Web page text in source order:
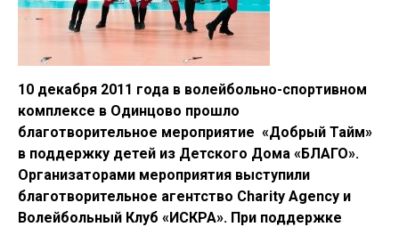
10 декабря 2011 года в волейбольно-спортивном
комплексе в Одинцово прошло
благотворительное мероприятие «Добрый Тайм»
в поддержку детей из Детского Дома «БЛАГО».
Организаторами мероприятия выступили
благотворительное агентство Charity Agency и
Волейбольный Клуб «ИСКРА». При поддержке